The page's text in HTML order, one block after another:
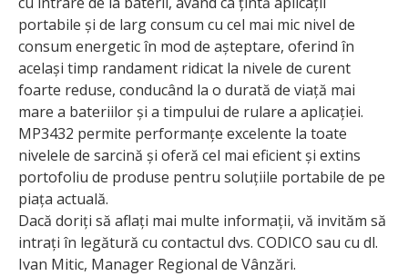
portabile și de larg consum cu cel mai mic nivel de
consum energetic în mod de așteptare, oferind în
același timp randament ridicat la nivele de curent
foarte reduse, conducând la o durată de viață mai
mare a bateriilor și a timpului de rulare a aplicației.
MP3432 permite performanțe excelente la toate
nivelele de sarcină și oferă cel mai eficient și extins
portofoliu de produse pentru soluțiile portabile de pe
piața actuală.
Dacă doriți să aflați mai multe informații, vă invităm să
intrați în legătură cu contactul dvs. CODICO sau cu dl.
Ivan Mitic, Manager Regional de Vânzări.